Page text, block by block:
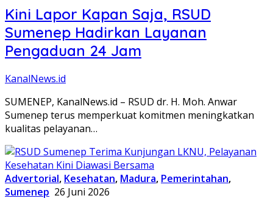
Kini Lapor Kapan Saja, RSUD
Sumenep Hadirkan Layanan
Pengaduan 24 Jam
KanalNews.id
SUMENEP, KanalNews.id – RSUD dr. H. Moh. Anwar
Sumenep terus memperkuat komitmen meningkatkan
kualitas pelayanan…
Advertorial, Kesehatan, Madura, Pemerintahan,
Sumenep 26 Juni 2026